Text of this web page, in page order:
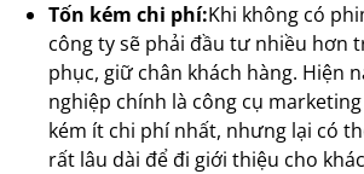
Tốn kém chi phí:Khi không có
công ty sẽ phải đầu tư nhiều hơn
phục, giữ chân khách hàng. Hiện
nghiệp chính là công cụ
kém ít chi phí nhất, nhưng lại có
rất lâu dài để đi giới thiệu cho